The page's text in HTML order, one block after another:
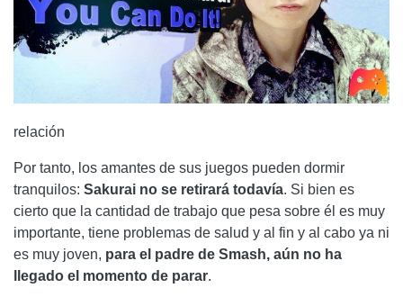
relación
Por tanto, los amantes de sus juegos pueden dormir
tranquilos: Sakurai no se retirará todavía. Si bien es
cierto que la cantidad de trabajo que pesa sobre él es muy
importante, tiene problemas de salud y al fin y al cabo ya ni
es muy joven, para el padre de Smash, aún no ha
llegado el momento de parar.